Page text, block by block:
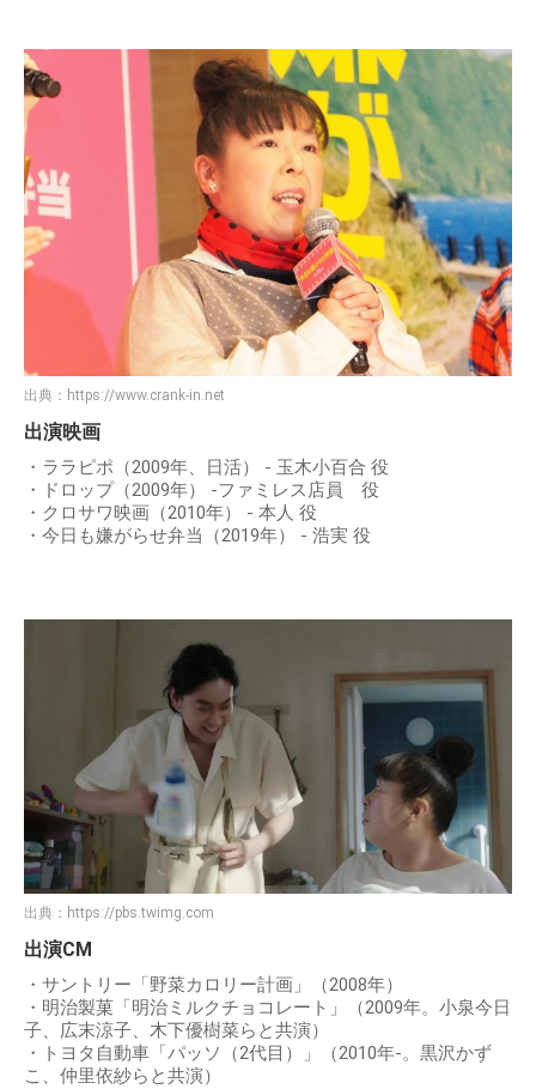
出典： https://www.crank-in.net
出演映画
・ララピポ（2009年、日活） - 玉木小百合 役
・ドロップ（2009年） ‐ファミレス店員 役
・クロサワ映画（2010年） - 本人 役
・今日も嫌がらせ弁当（2019年） - 浩実 役
出典： https://pbs.twimg.com
出演CM
・サントリー「野菜カロリー計画」（2008年）
・明治製菓「明治ミルクチョコレート」（2009年。小泉今日
子、広末涼子、木下優樹菜らと共演）
・トヨタ自動車「パッソ（2代目）」（2010年-。黒沢かず
こ、仲里依紗らと共演）